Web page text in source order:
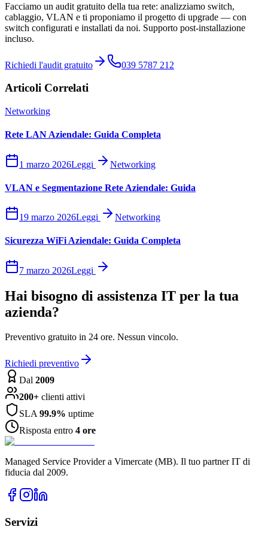
Facciamo un audit gratuito della tua rete: analizziamo switch,
cablaggio, VLAN e ti proponiamo il progetto di upgrade — con
switch configurati e installati da noi. Supporto post-installazione
incluso.
Richiedi l'audit gratuito 039 5787 212
Articoli Correlati
Networking
Rete LAN Aziendale: Guida Completa
1 marzo 2026Leggi Networking
VLAN e Segmentazione Rete Aziendale: Guida
19 marzo 2026Leggi Networking
Sicurezza WiFi Aziendale: Guida Completa
7 marzo 2026Leggi
Hai bisogno di assistenza IT per la tua
azienda?
Preventivo gratuito in 24 ore. Nessun vincolo.
Richiedi preventivo
Dal 2009
200+ clienti attivi
SLA99.9% uptime
Risposta entro 4 ore
Managed Service Provider a Vimercate (MB). Il tuo partner IT di
fiducia dal 2009.
Servizi